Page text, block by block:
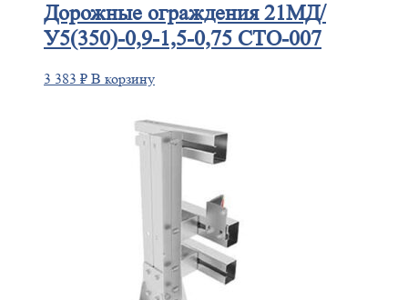
Дорожные ограждения 21МД/
У5(350)-0,9-1,5-0,75 СТО-007
3 383 ₽ В корзину